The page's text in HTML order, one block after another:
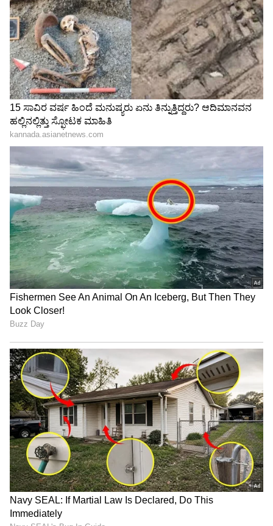
ಈ ಹಿಂದೆಯೂ ಆಹಾರದ ಗುಣಮಟ್ಟದ ಬಗ್ಗೆ ದೂರು
ಜೂನ್ 27 ರಂದು ಸಿಎಸ್‌ಎಂಟಿ-ಮಡ್ಗಾಂವ್ ವಂದೇ ಭಾರತ್
ರೈಲನ್ನು ಆರಂಭಿಸಲಾಗಿದೆ. ಇದಕ್ಕೆ ಪ್ರಧಾನಿ ಮೋದಿ ಚಾಲನೆ
ನೀಡಿದ್ದರು. ಕೆಲವು ದಿನಗಳ ನಂತರ CSMT-ಮಡ್ಗಾಂವ್
ವಂದೇ ಭಾರತ್ ಎಕ್ಸ್‌ಪ್ರೆಸ್‌ನಲ್ಲಿ ಪ್ರಯಾಣಿಸಿದ ಹಿಮಾಂಶು
ಮುಖರ್ಜಿ ಎಂಬವರು ಆಹಾರದ ಬಗ್ಗೆ ಬೇಸರ
ವ್ಯಕ್ತಪಡಿಸಿದ್ದರು. ದಾಲ್ ಮತ್ತು ಪನೀರ್ ಕರಿ ತುಂಬಾ
ಕೆಟ್ಟದಾಗಿತ್ತು ಎಂದು ತಿಳಿಸಿದ್ದರು. ಮುಂಬೈ-ಮಡ್ಗಾಂವ್ ವಂದೇ
ಟರ್ಮಿನಸ್‌ನಿಂದ ಗೋವಾದ ಮಡಗಾಂವ್‌ ಜಂಕ್ಷನ್‌ ವರೆಗೆ
ಚಲಿಸುತ್ತದೆ. ಈ ರೈಲನ್ನು ಜೂನ್ 27,2023 ರಂದು
ಪ್ರಾರಂಭಿಸಲಾಯಿತು. ಇದು ದೇಶದ 19ನೇ ವಂದೇ ಭಾರತ್
ರೈಲಾಗಿದೆ.
ಸದ್ಯ ವೈರಲ್ ಆಗಿರೋ ವಿಡಿಯೋ ರೈಲುಗಳಲ್ಲಿ ಆಹಾರ
ಸುರಕ್ಷತೆ ಮತ್ತು ನೈರ್ಮಲ್ಯದ ಬಗ್ಗೆ ಕಳವಳವನ್ನು
ಉಂಟುಮಾಡುತ್ತದೆ. ಮಾತ್ರವಲ್ಲದೆ ಕಠಿಣ ಗುಣಮಟ್ಟದ
ನಿಯಂತ್ರಣ ಕ್ರಮಗಳ ಅಗತ್ಯವನ್ನು ಎತ್ತಿ ತೋರಿಸುತ್ತದೆ.
ಆಹಾರದ ಪ್ಯಾಕೆಟ್‌ನಲ್ಲಿ ಉಗುರು ಸಿಕ್ಕ ಬಳಿಕ ಪ್ರತಿಕ್ರಿಯಿಸಿದ
Shetty speech | Suvarna News
ಶೇ.50 ರಿಂದ ಶೇ.18 ಕ್ಕೆ TAX ಇಳಿಕೆ: ಮೋದಿ-
ಟ್ರಂಪ್ ಐತಿಹಾಸಿಕ ಒಪ್ಪಂದ | India US
Trade Deal | Party Rounds